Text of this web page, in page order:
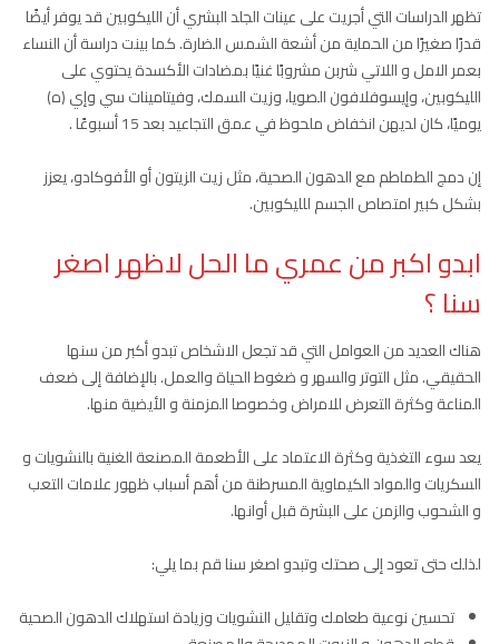
تظهر الدراسات التي أجريت على عينات الجلد البشري أن الليكوبين قد يوفر أيضًا
قدرًا صغيرًا من الحماية من أشعة الشمس الضارة. كما بينت دراسة أن النساء
بعمر الامل و اللاتي شربن مشروبًا غنيًا بمضادات الأكسدة يحتوي على
الليكوبين، وإيسوفلافون الصويا، وزيت السمك، وفيتامينات سي وإي (ه)
يوميًا، كان لديهن انخفاض ملحوظ في عمق التجاعيد بعد 15 أسبوعًا .
إن دمج الطماطم مع الدهون الصحية، مثل زيت الزيتون أو الأفوكادو، يعزز
بشكل كبير امتصاص الجسم للليكوبين.
ابدو اكبر من عمري ما الحل لاظهر اصغر
سنا ؟
هناك العديد من العوامل التي قد تجعل الاشخاص تبدو أكبر من سنها
الحقيقي. مثل التوتر والسهر و ضغوط الحياة والعمل. بالإضافة إلى ضعف
المناعة وكثرة التعرض للامراض وخصوصا المزمنة و الأيضية منها.
يعد سوء التغذية وكثرة الاعتماد على الأطعمة المصنعة الغنية بالنشويات و
السكريات والمواد الكيماوية المسرطنة من أهم أسباب ظهور علامات التعب
و الشحوب والزمن على البشرة قبل أوانها.
لذلك حتى تعود إلى صحتك وتبدو اصغر سنا قم بما يلي:
تحسين نوعية طعامك وتقليل النشويات وزيادة استهلاك الدهون الصحية